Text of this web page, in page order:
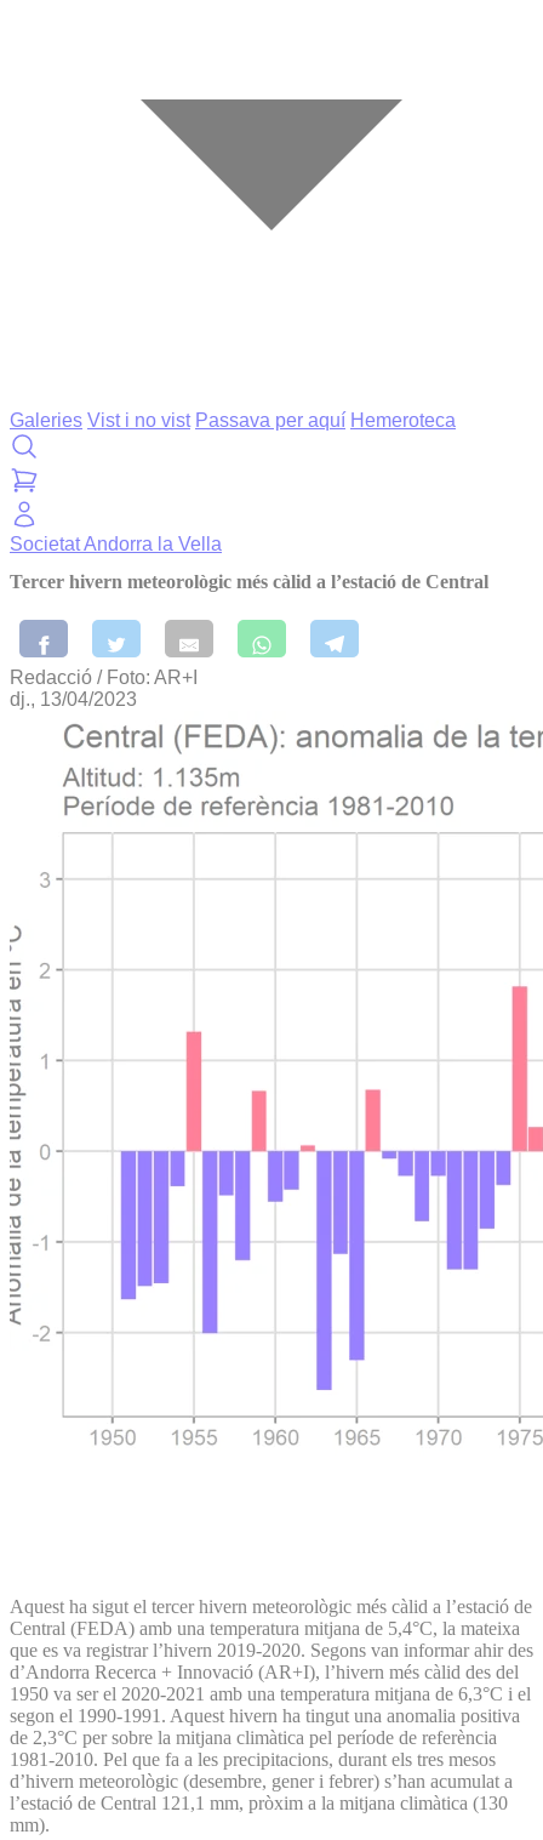
Galeries Vist i no vist Passava per aquí Hemeroteca
SocietatAndorra la Vella
Tercer hivern meteorològic més càlid a l’estació de Central
Redacció / Foto: AR+I
dj., 13/04/2023
Aquest ha sigut el tercer hivern meteorològic més càlid a l’estació de
Central (FEDA) amb una temperatura mitjana de 5,4°C, la mateixa
que es va registrar l’hivern 2019-2020. Segons van informar ahir des
d’Andorra Recerca + Innovació (AR+I), l’hivern més càlid des del
1950 va ser el 2020-2021 amb una temperatura mitjana de 6,3°C i el
segon el 1990-1991. Aquest hivern ha tingut una anomalia positiva
de 2,3°C per sobre la mitjana climàtica pel període de referència
1981-2010. Pel que fa a les precipitacions, durant els tres mesos
d’hivern meteorològic (desembre, gener i febrer) s’han acumulat a
l’estació de Central 121,1 mm, pròxim a la mitjana climàtica (130
mm).